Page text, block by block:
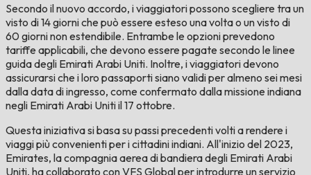
Secondo il nuovo accordo, i viaggiatori possono scegliere tra un
visto di 14 giorni che può essere esteso una volta o un visto di
60 giorni non estendibile. Entrambe le opzioni prevedono
tariffe applicabili, che devono essere pagate secondo le linee
guida degli Emirati Arabi Uniti. Inoltre, i viaggiatori devono
assicurarsi che i loro passaporti siano validi per almeno sei mesi
dalla data di ingresso, come confermato dalla missione indiana
negli Emirati Arabi Uniti il 17 ottobre.
Questa iniziativa si basa su passi precedenti volti a rendere i
viaggi più convenienti per i cittadini indiani. All'inizio del 2023,
Emirates, la compagnia aerea di bandiera degli Emirati Arabi
Uniti, ha collaborato con VFS Global per introdurre un servizio